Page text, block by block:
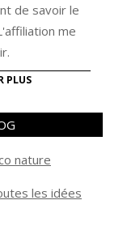
de savoir le
me
PLUS
nature
les idées